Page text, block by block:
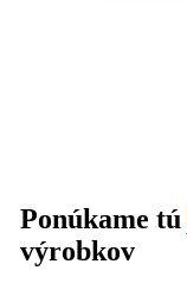
Ponúkame tú
výrobkov